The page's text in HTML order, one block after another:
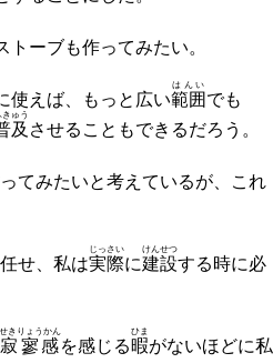
ーブも作ってみたい。
使えば、もっと広い範囲
はんい
でも
及
きゅう
させることもできるだろう。
てみたいと考えているが、これ
せ、私は実際
じっさい
に建設
けんせつ
する時に必
寂寥感
せきりょうかん
を感じる暇
ひま
がないほどに私